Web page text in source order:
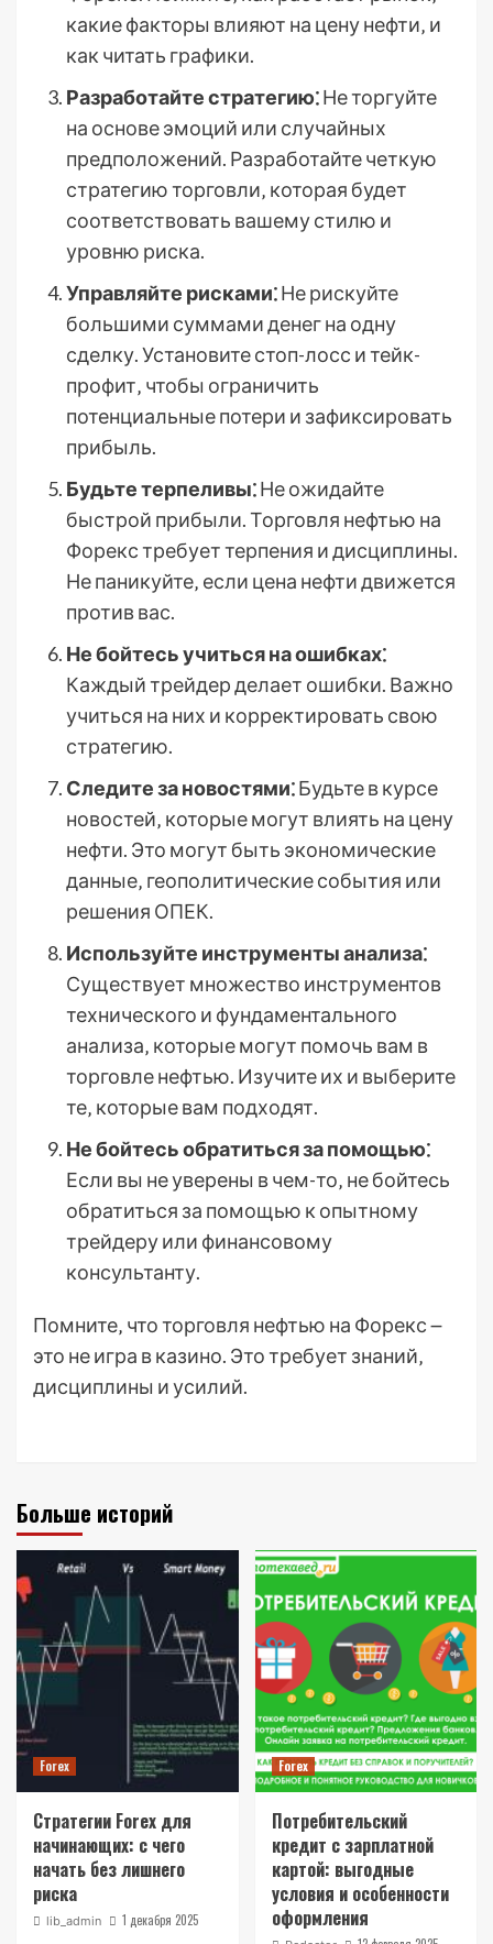
какие факторы влияют на цену нефти‚ и
как читать графики.
Разработайте стратегию⁚Не торгуйте
на основе эмоций или случайных
предположений. Разработайте четкую
стратегию торговли‚ которая будет
соответствовать вашему стилю и
уровню риска.
Управляйте рисками⁚Не рискуйте
большими суммами денег на одну
сделку. Установите стоп-лосс и тейк-
профит‚ чтобы ограничить
потенциальные потери и зафиксировать
прибыль.
Будьте терпеливы⁚Не ожидайте
быстрой прибыли. Торговля нефтью на
Форекс требует терпения и дисциплины.
Не паникуйте‚ если цена нефти движется
против вас.
Не бойтесь учиться на ошибках⁚
Каждый трейдер делает ошибки. Важно
учиться на них и корректировать свою
стратегию.
Следите за новостями⁚Будьте в курсе
новостей‚ которые могут влиять на цену
нефти. Это могут быть экономические
данные‚ геополитические события или
решения ОПЕК.
Используйте инструменты анализа⁚
Существует множество инструментов
технического и фундаментального
анализа‚ которые могут помочь вам в
торговле нефтью. Изучите их и выберите
те‚ которые вам подходят.
Не бойтесь обратиться за помощью⁚
Если вы не уверены в чем-то‚ не бойтесь
обратиться за помощью к опытному
трейдеру или финансовому
консультанту.
Помните‚ что торговля нефтью на Форекс ౼
это не игра в казино. Это требует знаний‚
дисциплины и усилий.
Больше историй
Forex
Стратегии Forex для
начинающих: с чего
начать без лишнего
риска
lib_admin 1 декабря 2025
Forex
Потребительский
кредит с зарплатной
картой: выгодные
условия и особенности
оформления